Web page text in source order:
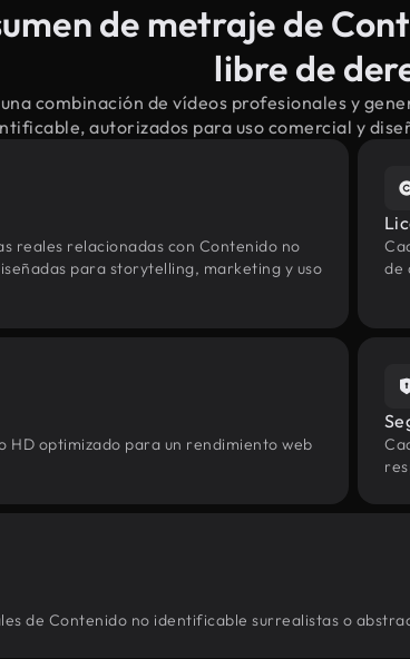
de metraje de
libre de
combinación de vídeos profesionales y
autorizados para uso comercial y
reales relacionadas con Contenido no
para storytelling, marketing y uso
de
HD optimizado para un rendimiento web
de Contenido no identificable surrealistas o